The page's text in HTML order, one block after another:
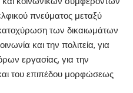
πνεύματος μεταξύ
των δικαιωμάτων
και την πολιτεία, για
εργασίας, για την
του επιπέδου μορφώσεως